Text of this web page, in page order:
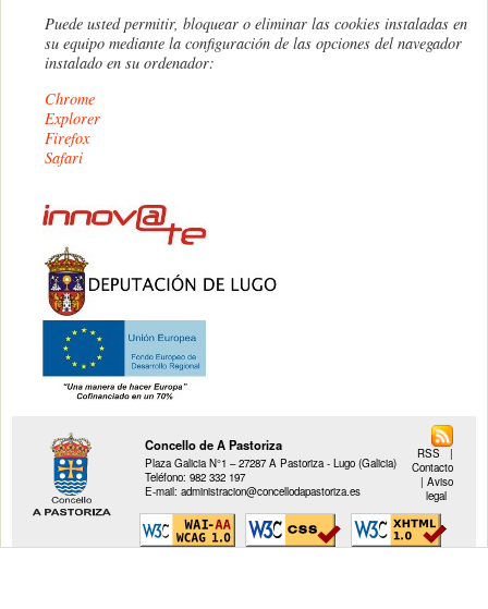
Puede usted permitir, bloquear o eliminar las cookies instaladas en
su equipo mediante la configuración de las opciones del navegador
instalado en su ordenador:
Chrome
Explorer
Firefox
Safari
Concello de A Pastoriza
Plaza Galicia N°1 – 27287 A Pastoriza - Lugo (Galicia)
Teléfono: 982 332 197
E-mail: administracion@concellodapastoriza.es
RSS
|
Contacto
| Aviso
legal